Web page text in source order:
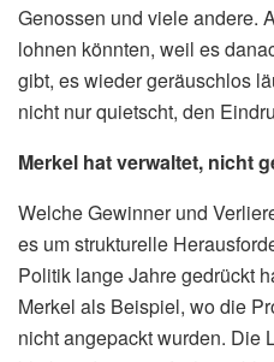
Genossen und viele andere.
lohnen könnten, weil es
gibt, es wieder geräuschlos
nicht nur quietscht, den
Merkel hat verwaltet, nicht
Welche Gewinner und
es um strukturelle
Politik lange Jahre gedrückt
Merkel als Beispiel, wo die
nicht angepackt wurden. Die